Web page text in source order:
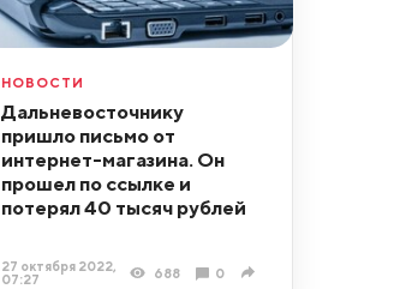
НОВОСТИ
Дальневосточнику
пришло письмо от
интернет-магазина. Он
прошел по ссылке и
потерял 40 тысяч рублей
27 октября 2022,
07:27
688 0